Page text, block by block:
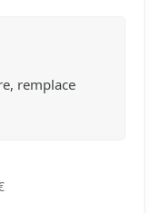
remplace